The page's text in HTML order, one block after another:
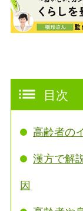
目次
高齢者の
漢方で解
因